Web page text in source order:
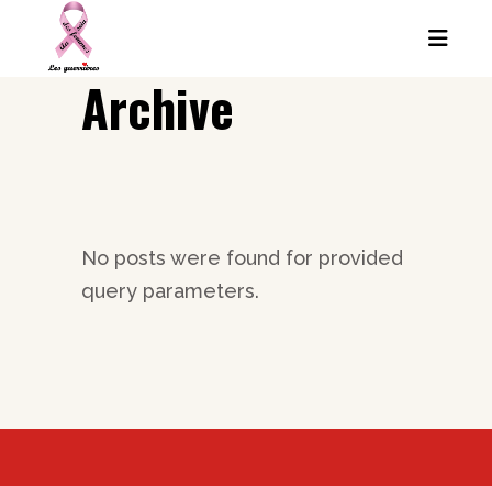
Archive
No posts were found for provided
query parameters.